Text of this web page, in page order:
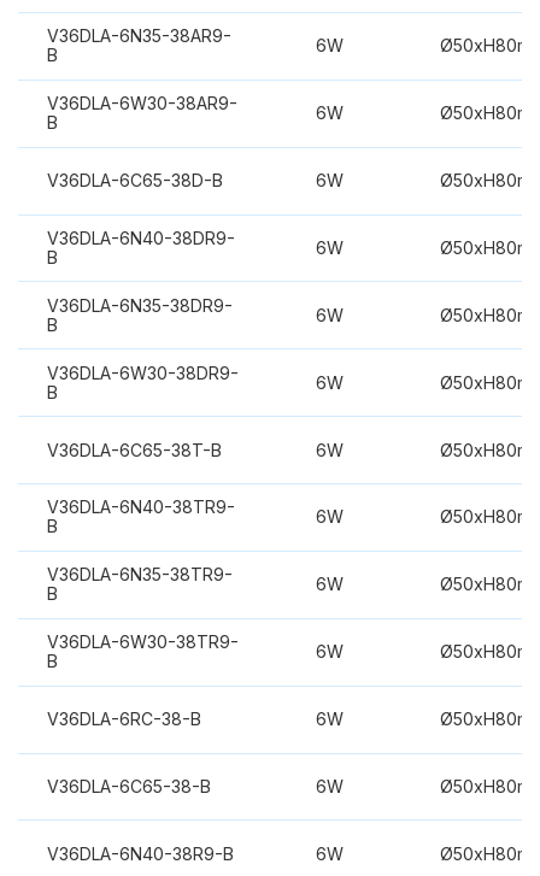
V36DLA-6N35-38AR9-
B
6W
V36DLA-6W30-38AR9-
B
6W
V36DLA-6C65-38D-B 6W
V36DLA-6N40-38DR9-
B
6W
V36DLA-6N35-38DR9-
B
6W
V36DLA-6W30-38DR9-
B
6W
V36DLA-6C65-38T-B 6W
V36DLA-6N40-38TR9-
B
6W
V36DLA-6N35-38TR9-
B
6W
V36DLA-6W30-38TR9-
B
6W
V36DLA-6RC-38-B 6W
V36DLA-6C65-38-B 6W
V36DLA-6N40-38R9-B 6W